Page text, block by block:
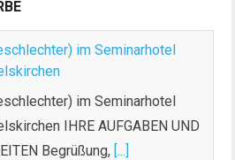
im Seminarhotel
im Seminarhotel
IHRE AUFGABEN UND
Begrüßung, [...]